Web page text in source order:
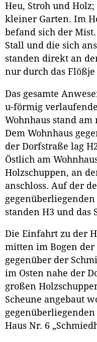
Heu, Stroh und
kleiner Garten. Im
befand sich der
Stall und die sich
standen direkt an
nur durch das
Das gesamte
u-förmig
Wohnhaus stand am
Dem Wohnhaus
der Dorfstraße lag
Östlich am
Holzschuppen, an
anschloss. Auf der
standen H3 und das
Die Einfahrt zu der
mitten im Bogen
gegenüber der
im Osten nahe der
großen
Scheune angebaut
Haus Nr. 6